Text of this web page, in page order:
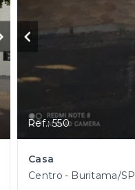
Ref.: 550
Casa
Centro - Buritama/SP